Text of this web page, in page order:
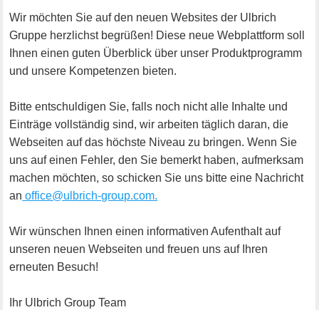
Wir möchten Sie auf den neuen Websites der Ulbrich
Gruppe herzlichst begrüßen! Diese neue Webplattform soll
Ihnen einen guten Überblick über unser Produktprogramm
und unsere Kompetenzen bieten.
Bitte entschuldigen Sie, falls noch nicht alle Inhalte und
Einträge vollständig sind, wir arbeiten täglich daran, die
Webseiten auf das höchste Niveau zu bringen. Wenn Sie
uns auf einen Fehler, den Sie bemerkt haben, aufmerksam
machen möchten, so schicken Sie uns bitte eine Nachricht
an office@ulbrich-group.com.
Wir wünschen Ihnen einen informativen Aufenthalt auf
unseren neuen Webseiten und freuen uns auf Ihren
erneuten Besuch!
Ihr Ulbrich Group Team